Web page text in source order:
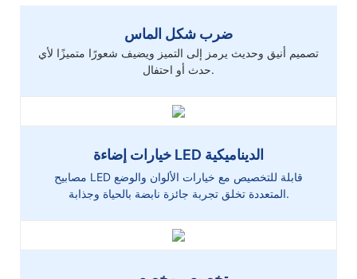
ضرب شكل الماس
تصميم أنيق وحديث يرمز إلى التميز ويضيف شعورًا متميزًا لأي
حدث أو احتفال.
خيارات إضاءة LED الديناميكية
مصابيح LED قابلة للتخصيص مع خيارات الألوان والوضع
المتعددة تخلق تجربة جائزة نابضة بالحياة وجذابة.